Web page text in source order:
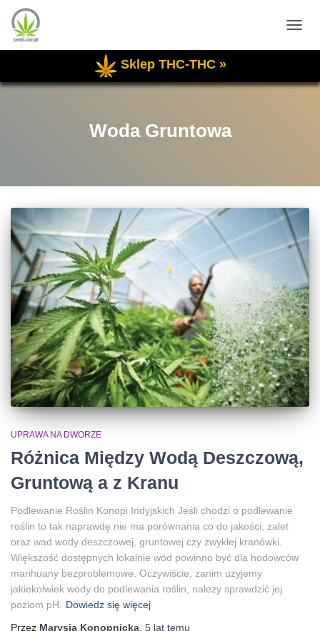
Sklep THC-THC »
Woda Gruntowa
UPRAWA NA DWORZE
Różnica Między Wodą Deszczową,
Gruntową a z Kranu
Podlewanie Roślin Konopi Indyjskich Jeśli chodzi o podlewanie
roślin to tak naprawdę nie ma porównania co do jakości, zalet
oraz wad wody deszczowej, gruntowej czy zwykłej kranówki.
Większość dostępnych lokalnie wód powinno być dla hodowców
marihuany bezproblemowe. Oczywiście, zanim użyjemy
jakiekolwiek wody do podlewania roślin, należy sprawdzić jej
poziom pH.
Dowiedz się więcej
Przez Marysia Konopnicka 5 lat temu